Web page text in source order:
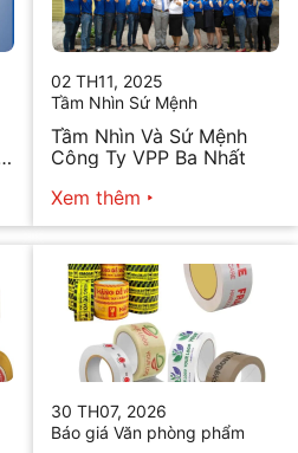
02 TH11, 2025
Tầm Nhìn Sứ Mệnh
Tầm Nhìn Và Sứ Mệnh
Công Ty VPP Ba Nhất
Xem thêm
30 TH07, 2026
Báo giá Văn phòng phẩm